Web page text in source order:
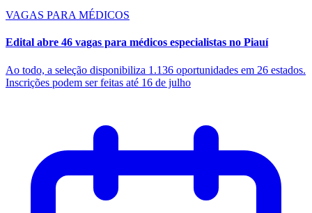
VAGAS PARA MÉDICOS
Edital abre 46 vagas para médicos especialistas no Piauí
Ao todo, a seleção disponibiliza 1.136 oportunidades em 26 estados.
Inscrições podem ser feitas até 16 de julho